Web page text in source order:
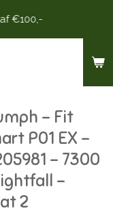
€100,-
- Fit
P01 EX -
- 7300
-
2